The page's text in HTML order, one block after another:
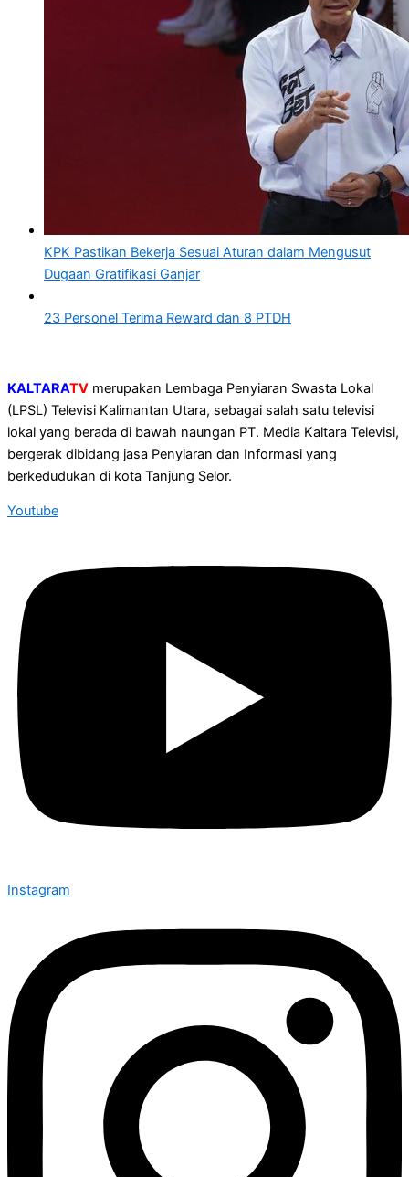
KPK Pastikan Bekerja Sesuai Aturan dalam Mengusut
Dugaan Gratifikasi Ganjar
23 Personel Terima Reward dan 8 PTDH
KALTARATV merupakan Lembaga Penyiaran Swasta Lokal
(LPSL) Televisi Kalimantan Utara, sebagai salah satu televisi
lokal yang berada di bawah naungan PT. Media Kaltara Televisi,
bergerak dibidang jasa Penyiaran dan Informasi yang
berkedudukan di kota Tanjung Selor.
Youtube
Instagram